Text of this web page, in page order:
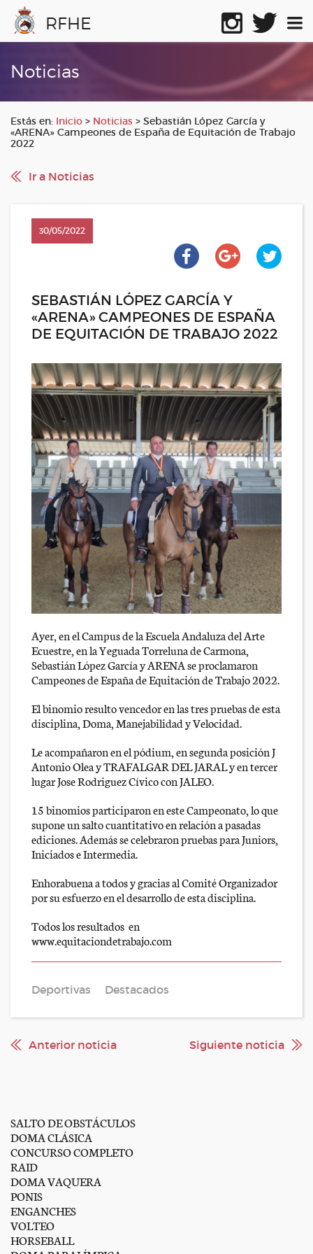
RFHE
Noticias
Estás en: Inicio > Noticias > Sebastián López García y
«ARENA» Campeones de España de Equitación de Trabajo
2022
Ir a Noticias
30/05/2022
SEBASTIÁN LÓPEZ GARCÍA Y
«ARENA» CAMPEONES DE ESPAÑA
DE EQUITACIÓN DE TRABAJO 2022
Ayer, en el Campus de la Escuela Andaluza del Arte
Ecuestre, en la Yeguada Torreluna de Carmona,
Sebastián López García y ARENA se proclamaron
Campeones de España de Equitación de Trabajo 2022.
El binomio resulto vencedor en las tres pruebas de esta
disciplina, Doma, Manejabilidad y Velocidad.
Le acompañaron en el pódium, en segunda posición J
Antonio Olea y TRAFALGAR DEL JARAL y en tercer
lugar Jose Rodriguez Cívico con JALEO.
15 binomios participaron en este Campeonato, lo que
supone un salto cuantitativo en relación a pasadas
ediciones. Además se celebraron pruebas para Juniors,
Iniciados e Intermedia.
Enhorabuena a todos y gracias al Comité Organizador
por su esfuerzo en el desarrollo de esta disciplina.
Todos los resultados en
www.equitaciondetrabajo.com
Deportivas Destacados
Anterior noticia Siguiente noticia
SALTO DE OBSTÁCULOS
DOMA CLÁSICA
CONCURSO COMPLETO
RAID
DOMA VAQUERA
PONIS
ENGANCHES
VOLTEO
HORSEBALL